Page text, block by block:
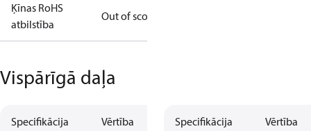
Ķīnas RoHS
atbilstība
Out of scope
Vispārīgā daļa
Specifikācija Vērtība Specifikācija Vērtība